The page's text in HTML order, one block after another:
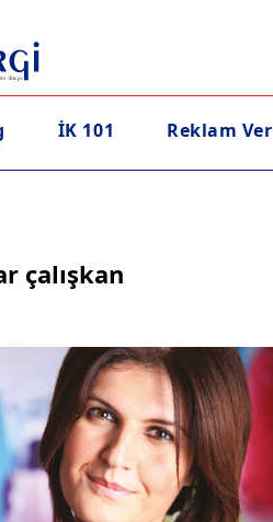
İK 101 Reklam Ver
çalışkan